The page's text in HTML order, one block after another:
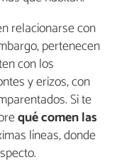
relacionarse con
pertenecen
con los
y erizos, con
Si te
qué comen las
líneas, donde